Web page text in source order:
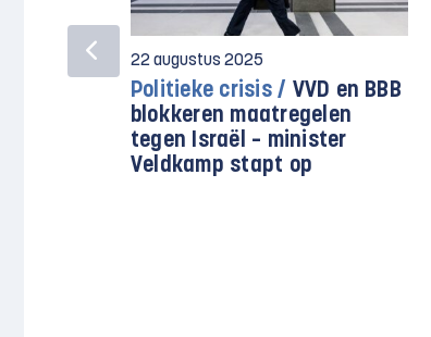
22 augustus 2025
Politieke crisis / VVD en BBB
blokkeren maatregelen
tegen Israël – minister
Veldkamp stapt op